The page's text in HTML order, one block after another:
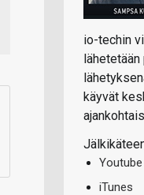
io-techin
käyvät
Youtube
iTunes